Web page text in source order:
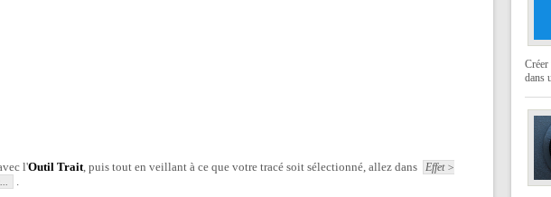
l'Outil Trait, puis tout en veillant à ce que votre tracé soit sélectionné, allez dans
Effet >
.
Créer
dans